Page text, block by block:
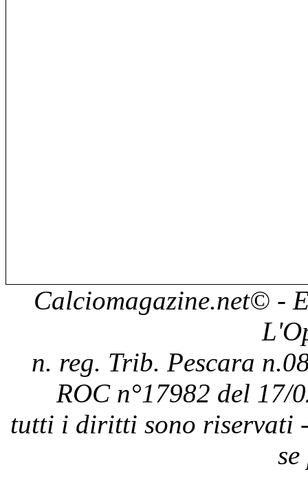
Calciomagazine.net© -
n. reg. Trib. Pescara
ROC n°17982 del 17/
tutti i diritti sono riservati